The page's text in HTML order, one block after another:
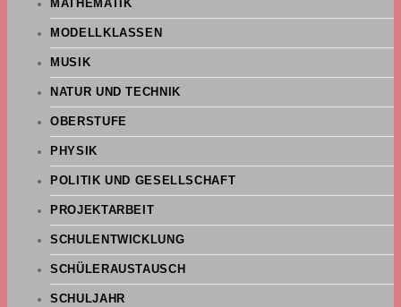
MATHEMATIK
MODELLKLASSEN
MUSIK
NATUR UND TECHNIK
OBERSTUFE
PHYSIK
POLITIK UND GESELLSCHAFT
PROJEKTARBEIT
SCHULENTWICKLUNG
SCHÜLERAUSTAUSCH
SCHULJAHR